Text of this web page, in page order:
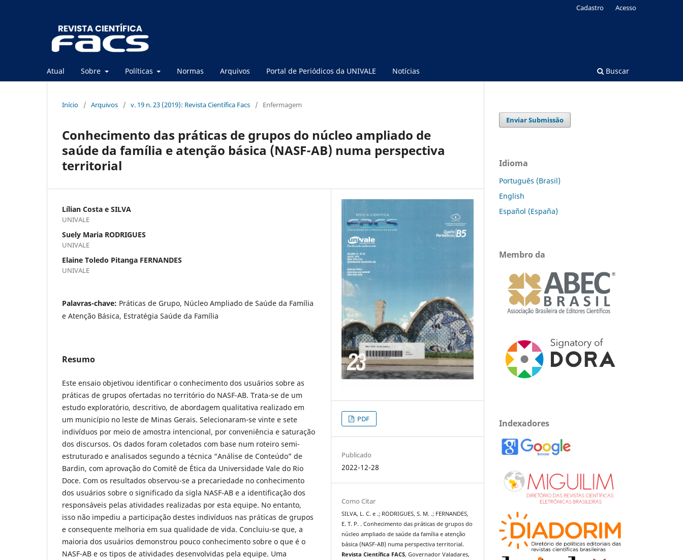
Atual Sobre Políticas Normas Arquivos Portal de Periódicos da UNIVALE Notícias Buscar
Cadastro Acesso
Início / Arquivos / v. 19 n. 23 (2019): Revista Científica Facs / Enfermagem
Conhecimento das práticas de grupos do núcleo ampliado de
saúde da família e atenção básica (NASF-AB) numa perspectiva
territorial
Lílian Costa e SILVA
UNIVALE
Suely Maria RODRIGUES
UNIVALE
Elaine Toledo Pitanga FERNANDES
UNIVALE
Palavras-chave: Práticas de Grupo, Núcleo Ampliado de Saúde da Família
e Atenção Básica, Estratégia Saúde da Família
Resumo
Este ensaio objetivou identificar o conhecimento dos usuários sobre as
práticas de grupos ofertadas no território do NASF-AB. Trata-se de um
estudo exploratório, descritivo, de abordagem qualitativa realizado em
um município no leste de Minas Gerais. Selecionaram-se vinte e sete
indivíduos por meio de amostra intencional, por conveniência e saturação
dos discursos. Os dados foram coletados com base num roteiro semi-
estruturado e analisados segundo a técnica “Análise de Conteúdo” de
Bardin, com aprovação do Comitê de Ética da Universidade Vale do Rio
Doce. Com os resultados observou-se a precariedade no conhecimento
dos usuários sobre o significado da sigla NASF-AB e a identificação dos
responsáveis pelas atividades realizadas por esta equipe. No entanto,
isso não impediu a participação destes indivíduos nas práticas de grupos
e consequente melhoria em sua qualidade de vida. Concluiu-se que, a
maioria dos usuários demonstrou pouco conhecimento sobre o que é o
NASF-AB e os tipos de atividades desenvolvidas pela equipe. Uma
PDF
Publicado
2022-12-28
Como Citar
SILVA, L. C. e .; RODRIGUES, S. M. .; FERNANDES,
E. T. P. . Conhecimento das práticas de grupos do
núcleo ampliado de saúde da família e atenção
básica (NASF-AB) numa perspectiva territorial.
Revista Científica FACS, Governador Valadares,
Enviar Submissão
Idioma
Português (Brasil)
English
Español (España)
Membro da
Indexadores